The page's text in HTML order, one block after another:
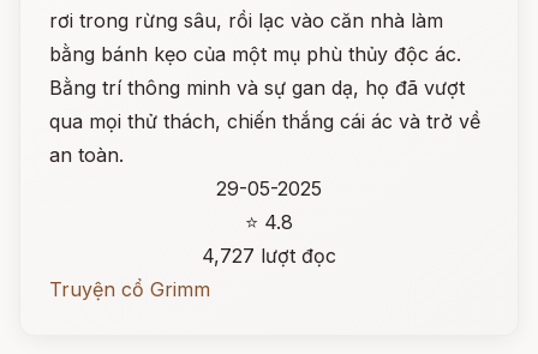
rơi trong rừng sâu, rồi lạc vào căn nhà làm
bằng bánh kẹo của một mụ phù thủy độc ác.
Bằng trí thông minh và sự gan dạ, họ đã vượt
qua mọi thử thách, chiến thắng cái ác và trở về
an toàn.
29-05-2025
⭐ 4.8
4,727 lượt đọc
Truyện cổ Grimm